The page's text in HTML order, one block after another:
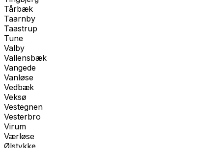
Tårbæk
Taarnby
Taastrup
Tune
Valby
Vallensbæk
Vangede
Vanløse
Vedbæk
Veksø
Vestegnen
Vesterbro
Virum
Værløse